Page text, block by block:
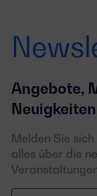
Angebote,
Neuigkeiten
Melden Sie
alles über die